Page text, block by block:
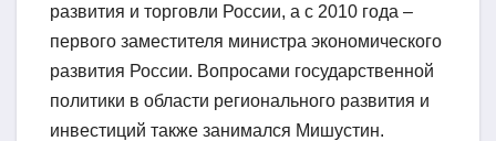
развития и торговли России, а с 2010 года –
первого заместителя министра экономического
развития России. Вопросами государственной
политики в области регионального развития и
инвестиций также занимался Мишустин.